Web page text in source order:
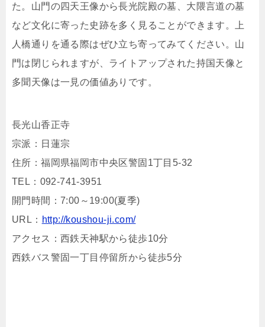
た。山門の四天王像から長光院殿の墓、大隈言道の墓
など文化に寄った史跡を多く見ることができます。上
人橋通りを通る際はぜひ立ち寄ってみてください。山
門は閉じられますが、ライトアップされた持国天像と
多聞天像は一見の価値ありです。
長光山香正寺
宗派：日蓮宗
住所：福岡県福岡市中央区警固1丁目5-32
TEL：092-741-3951
開門時間：7:00～19:00(夏季)
URL： http://koushou-ji.com/
アクセス：西鉄天神駅から徒歩10分
西鉄バス警固一丁目停留所から徒歩5分